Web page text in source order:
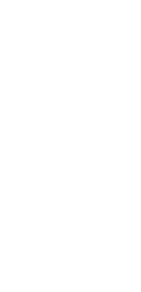
ルな革の